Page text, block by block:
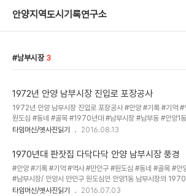
안양지역도시기록연구소
남부시장 3
1972년 안양 남부시장 진입로 포장공사
1972년 안양 남부시장 진입로 포장공사 ‪#‎안양‬ ‪#‎기록‬ ‪#‎기억‬ ‪#‎역사‬ ‪#‎
원도심‬ ‪#‎동네‬ ‪#‎골목‬ ‪#‎1970년대‬ ‪#‎남부시장‬ ‪#‎남부동‬ ‪#‎안양1동‬/ 안
양시로 승격되기 이전인 시흥군 안양읍 당시인 1970년대 초반
진 좌측에는 는 당시 야채와 청과를 트럭에 싣고 지방에서 남부시
로 올라와 하차하던 운전사, 중간상인들은 물론 남부동 주민들이
했던 제일목욕탕(지금도 굴뚝은 남아 있음)이 보이고 사진 우측
년 무렵 개업한 장안약국의 간판이 보이는데 지금은 그자리에는
(장안사약국)이 운영중에 있지요. 다시 장안약국을 운영하던 분
타임머신/옛사진읽기 2016.08.13
1970년대 판잣집 다닥다닥 안양 남부시장 풍경
#안양 #기록 #기억 #역사 #만안구 #원도심 #동네 #골목 #안
#남부시장/ 안양시 만안구 원도심인 안양1동 남부시장의
중반 모습으로 판잣집같이 낡은 형태의 점포들이 다닥다닥 붙어
타임머신/옛사진읽기 2016.07.03